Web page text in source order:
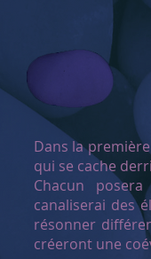
Dans la
qui se cache
Chacun
canaliserai des
résonner
créeront une